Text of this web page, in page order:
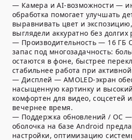
— Камера и AI-возможности —
обработка помогает улучшать
выравнивать цвет и
выглядели аккуратно без
— Производительность — 16 ГБ
запас под многозадачность:
остаются в фоне, быстрее
стабильнее работа при активной
— Дисплей — AMOLED-экран
насыщенную картинку и
комфортен для видео, соцсетей
вечернее время.
— Поддержка обновлений / ОС —
оболочка на базе Android
настройки, оптимизацию